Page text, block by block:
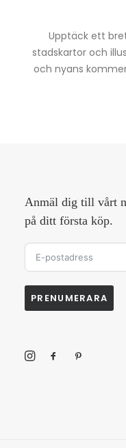
Upptäck ett
stadskartor och
och nyans
Anmäl dig till vårt
på ditt första köp.
PRENUMERARA